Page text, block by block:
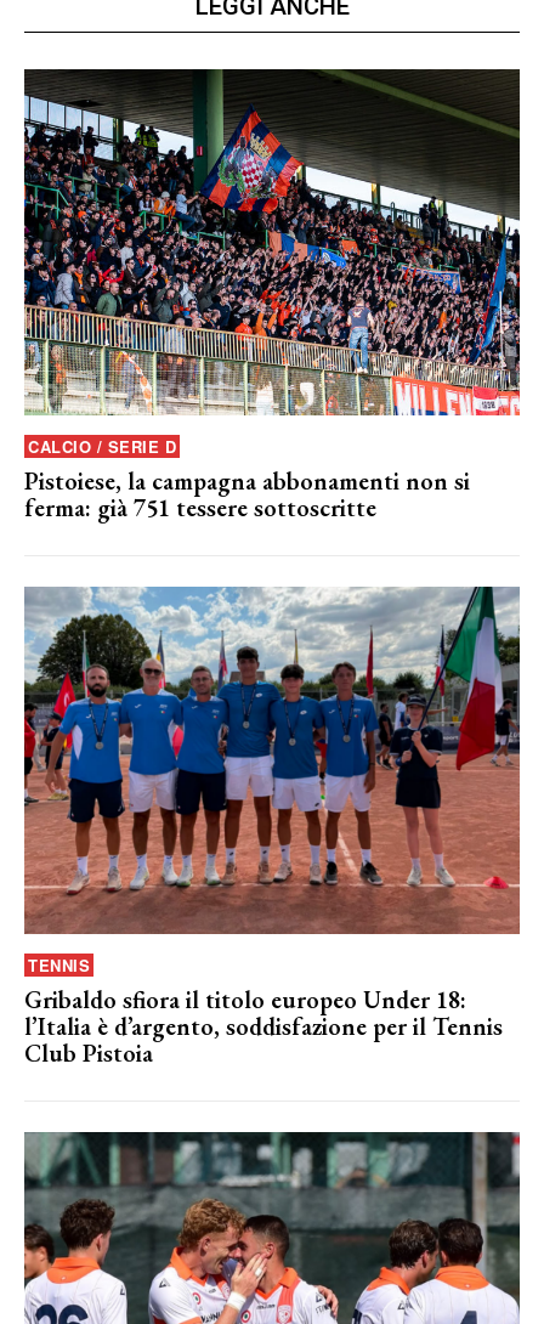
LEGGI ANCHE
CALCIO / SERIE D
Pistoiese, la campagna abbonamenti non si
ferma: già 751 tessere sottoscritte
TENNIS
Gribaldo sfiora il titolo europeo Under 18:
l’Italia è d’argento, soddisfazione per il Tennis
Club Pistoia